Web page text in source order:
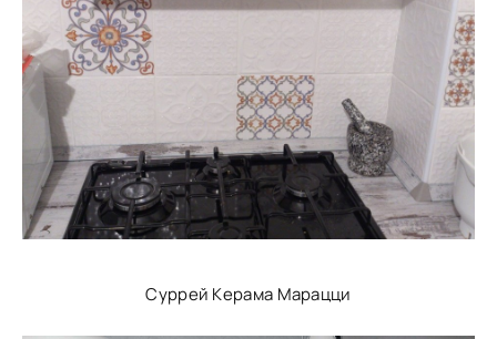
Суррей Керама Марацци